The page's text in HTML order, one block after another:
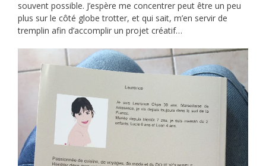
souvent possible. J’espère me concentrer peut être un peu
plus sur le côté globe trotter, et qui sait, m’en servir de
tremplin afin d’accomplir un projet créatif…